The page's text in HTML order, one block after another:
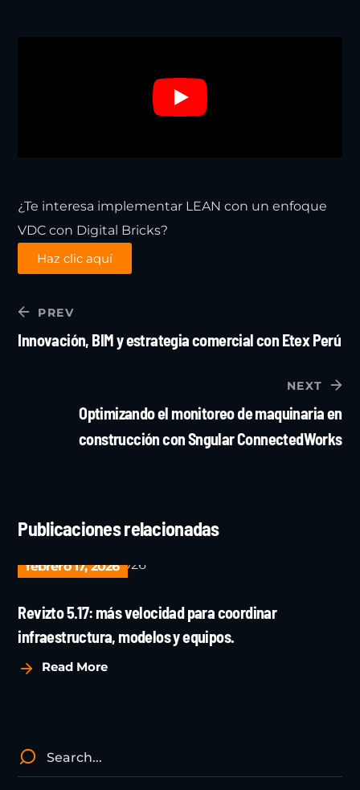
¿Te interesa implementar LEAN con un enfoque
VDC con Digital Bricks?
Haz clic aquí
PREV
Innovación, BIM y estrategia comercial con Etex Perú
NEXT
Optimizando el monitoreo de maquinaria en
construcción con Sngular ConnectedWorks
Publicaciones relacionadas
febrero 17, 2026
Revizto 5.17: más velocidad para coordinar
infraestructura, modelos y equipos.
Read More